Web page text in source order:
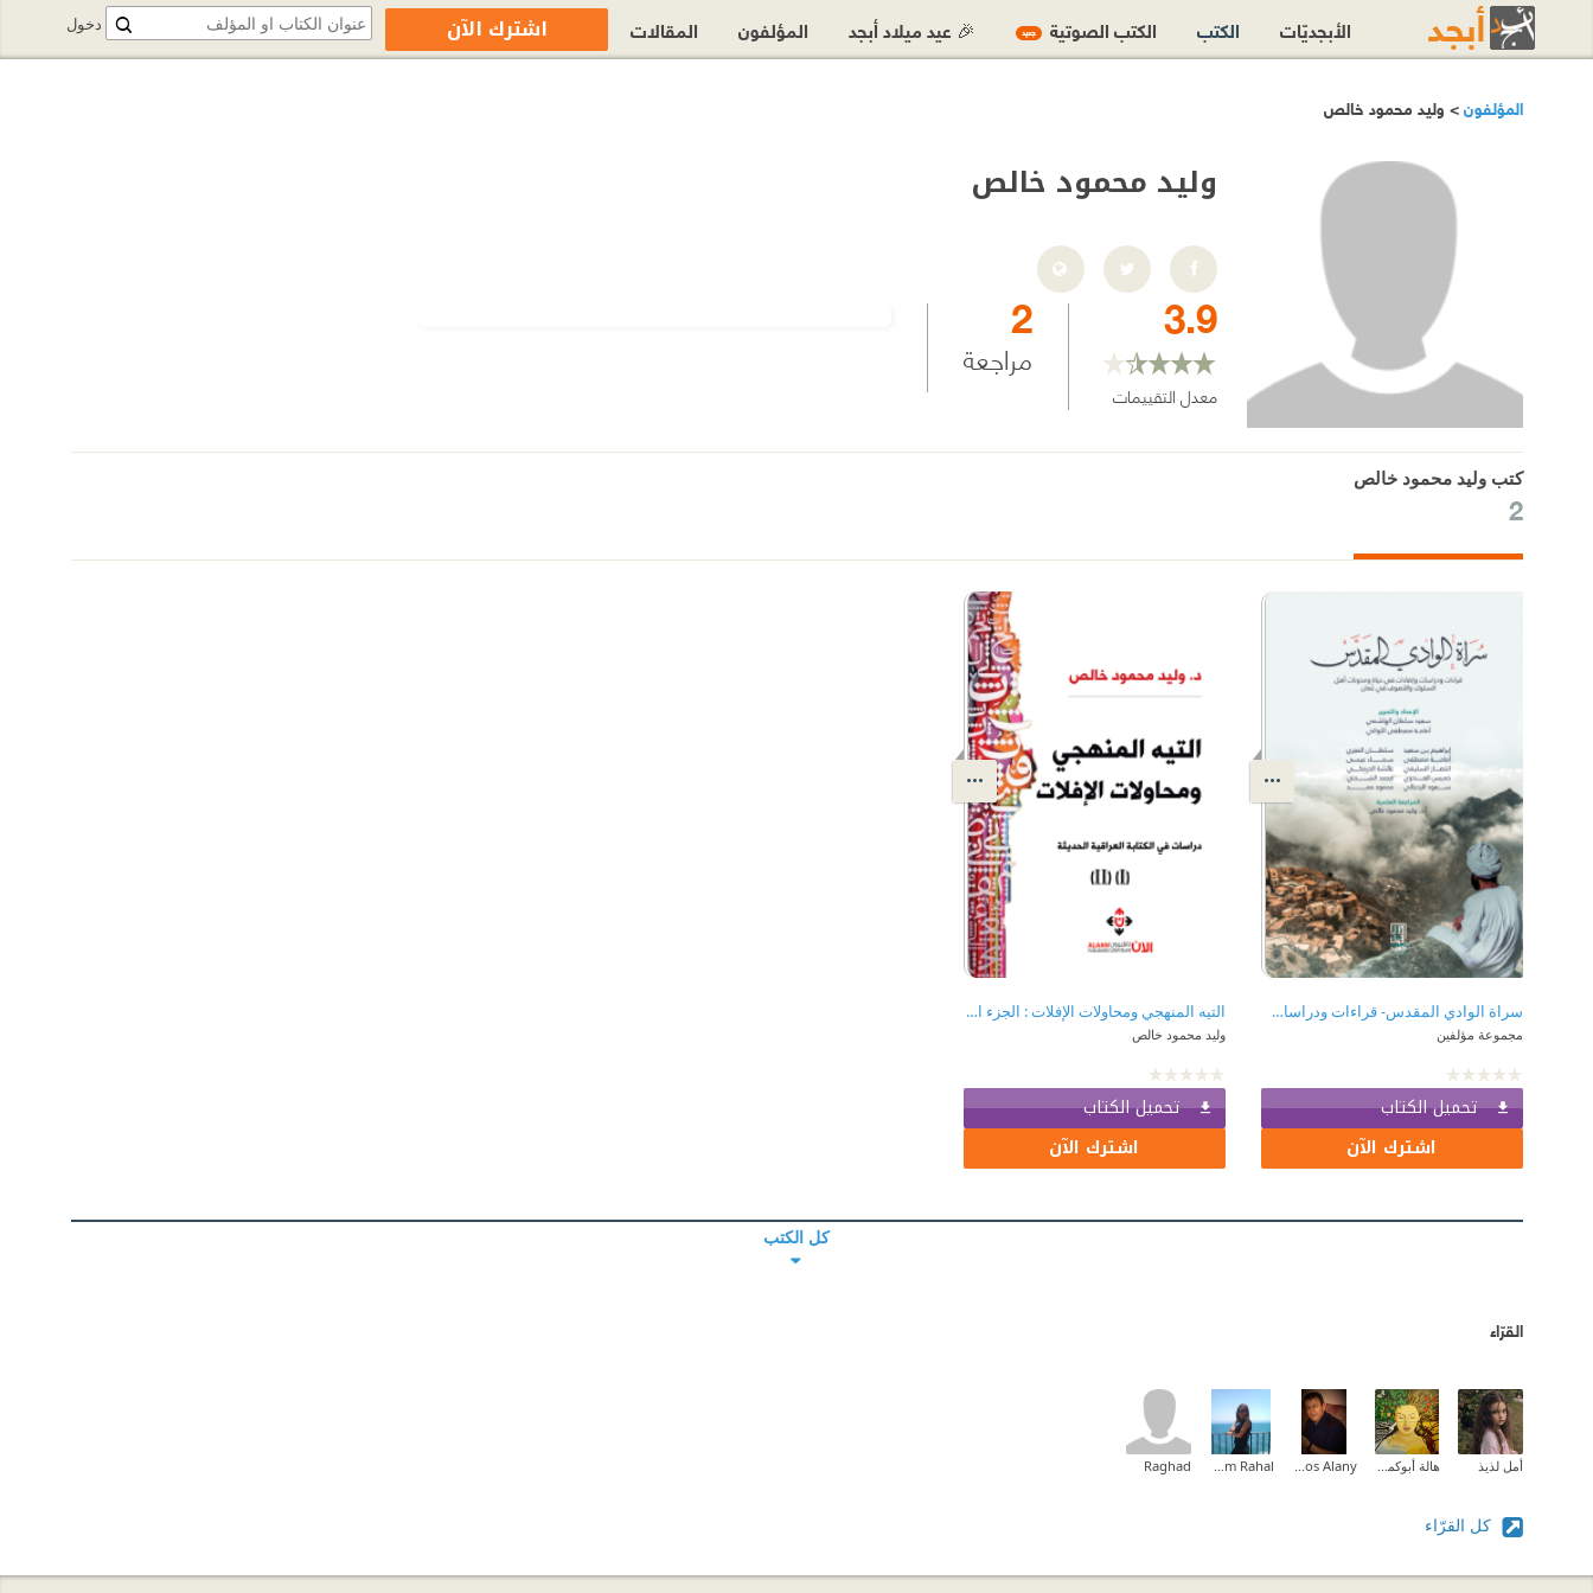
المؤلفون> وليد محمود خالص
وليد محمود خالص
3.9
معدل التقييمات
2
مراجعة
كتب وليد محمود خالص
2
سراة الوادي المقدس- قراءات ودراسات وإضاءات في حياة ومدونات أهل السلوك والتصوف في عمان
مجموعة مؤلفين
تحميل الكتاب
اشترك الآن
التيه المنهجي ومحاولات الإفلات : الجزء الأول والثاني
وليد محمود خالص
تحميل الكتاب
اشترك الآن
كل الكتب
القرّاء
أمل لذيذ Raghad
كل القرّاء
دخول الأبجديّات الكتب الكتب الصوتية جديد 🎉 عيد ميلاد أبجد المؤلفون المقالات اشترك الآن